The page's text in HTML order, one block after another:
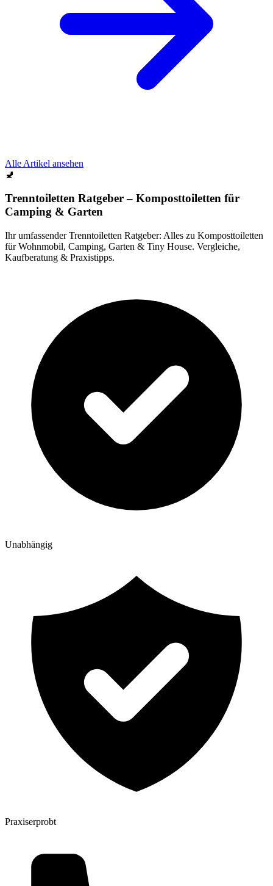
Alle Artikel ansehen
🚽
Trenntoiletten Ratgeber – Komposttoiletten für
Camping & Garten
Ihr umfassender Trenntoiletten Ratgeber: Alles zu Komposttoiletten
für Wohnmobil, Camping, Garten & Tiny House. Vergleiche,
Kaufberatung & Praxistipps.
Unabhängig
Praxiserprobt